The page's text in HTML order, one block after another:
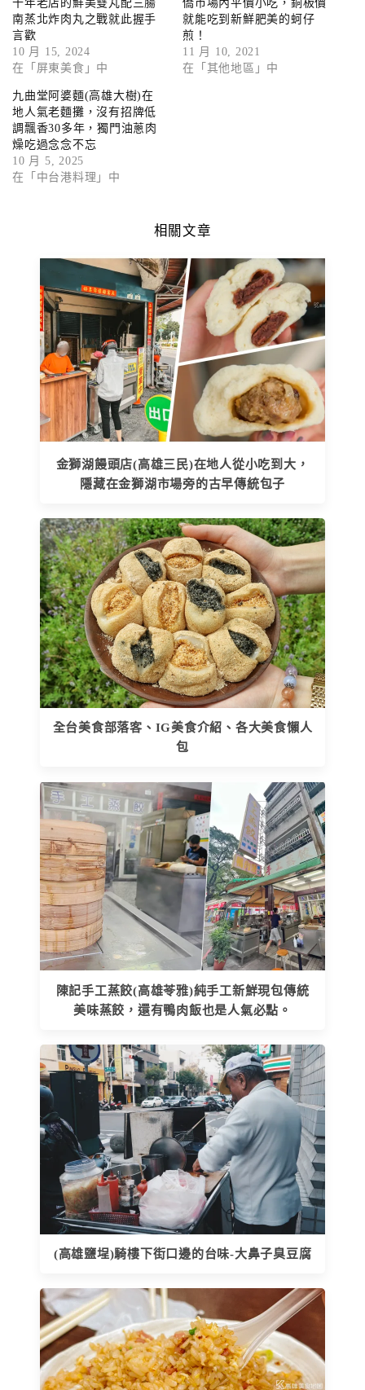
十年老店的鮮美雙丸配三腸
南蒸北炸肉丸之戰就此握手
言歡
10 月 15, 2024
在「屏東美食」中
僑市場內平價小吃，銅板價
就能吃到新鮮肥美的蚵仔
煎！
11 月 10, 2021
在「其他地區」中
九曲堂阿婆麵(高雄大樹)在
地人氣老麵攤，沒有招牌低
調飄香30多年，獨門油蔥肉
燥吃過念念不忘
10 月 5, 2025
在「中台港料理」中
相關文章
金獅湖饅頭店(高雄三民)在地人從小吃到大，
隱藏在金獅湖市場旁的古早傳統包子
全台美食部落客、IG美食介紹、各大美食懶人
包
陳記手工蒸餃(高雄苓雅)純手工新鮮現包傳統
美味蒸餃，還有鴨肉飯也是人氣必點。
(高雄鹽埕)騎樓下街口邊的台味-大鼻子臭豆腐